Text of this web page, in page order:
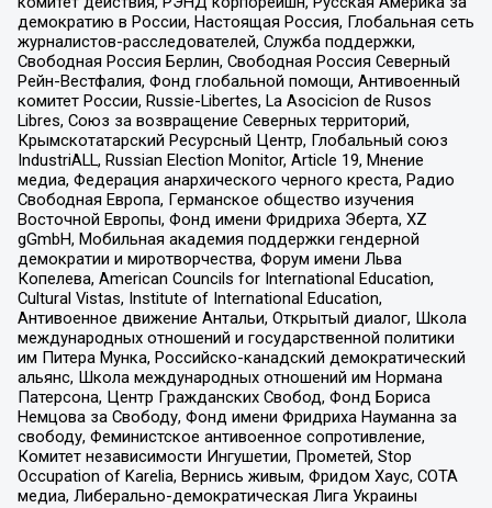
демократию в России, Настоящая Россия, Глобальная сеть
журналистов-расследователей, Служба поддержки,
Свободная Россия Берлин, Свободная Россия Северный
Рейн-Вестфалия, Фонд глобальной помощи, Антивоенный
комитет России, Russie-Libertes, La Asocicion de Rusos
Libres, Союз за возвращение Северных территорий,
Крымскотатарский Ресурсный Центр, Глобальный союз
IndustriALL, Russian Election Monitor, Article 19, Мнение
медиа, Федерация анархического черного креста, Радио
Свободная Европа, Германское общество изучения
Восточной Европы, Фонд имени Фридриха Эберта, XZ
gGmbH, Мобильная академия поддержки гендерной
демократии и миротворчества, Форум имени Льва
Копелева, American Councils for International Education,
Cultural Vistas, Institute of International Education,
Антивоенное движение Антальи, Открытый диалог, Школа
международных отношений и государственной политики
им Питера Мунка, Российско-канадский демократический
альянс, Школа международных отношений им Нормана
Патерсона, Центр Гражданских Свобод, Фонд Бориса
Немцова за Свободу, Фонд имени Фридриха Науманна за
свободу, Феминистское антивоенное сопротивление,
Комитет независимости Ингушетии, Прометей, Stop
Occupation of Karelia, Вернись живым, Фридом Хаус, СОТА
медиа, Либерально-демократическая Лига Украины